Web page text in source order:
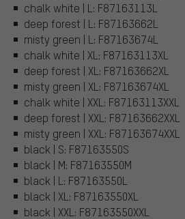
chalk white | L: F87163113L
deep forest | L: F87163662L
misty green | L: F87163674L
chalk white | XL: F87163113XL
deep forest | XL: F87163662XL
misty green | XL: F87163674XL
chalk white | XXL: F87163113XXL
deep forest | XXL: F87163662XXL
misty green | XXL: F87163674XXL
black | S: F87163550S
black | M: F87163550M
black | L: F87163550L
black | XL: F87163550XL
black | XXL: F87163550XXL